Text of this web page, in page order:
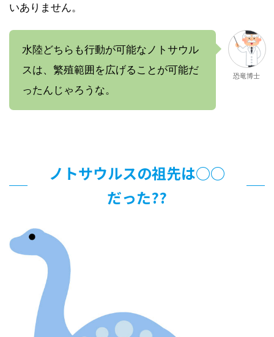
いありません。
水陸どちらも行動が可能なノトサウル
スは、繁殖範囲を広げることが可能だ
ったんじゃろうな。
恐竜博士
ノトサウルスの祖先は○○
だった??